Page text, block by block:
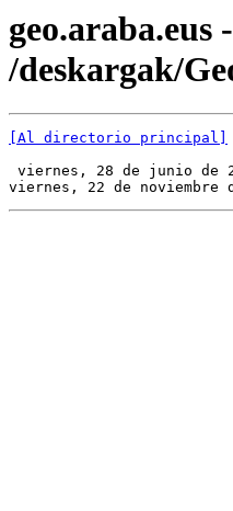
geo.araba.eus -
/deskargak/
[Al directorio principal]
viernes, 28 de junio
viernes, 22 de